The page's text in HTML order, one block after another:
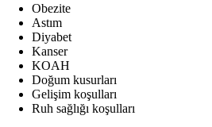
Obezite
Astım
Diyabet
Kanser
KOAH
Doğum kusurları
Gelişim koşulları
Ruh sağlığı koşulları